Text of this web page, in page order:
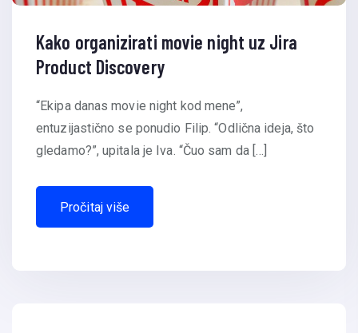
Kako organizirati movie night uz Jira
Product Discovery
“Ekipa danas movie night kod mene”,
entuzijastično se ponudio Filip. “Odlična ideja, što
gledamo?”, upitala je Iva. “Čuo sam da […]
Pročitaj više